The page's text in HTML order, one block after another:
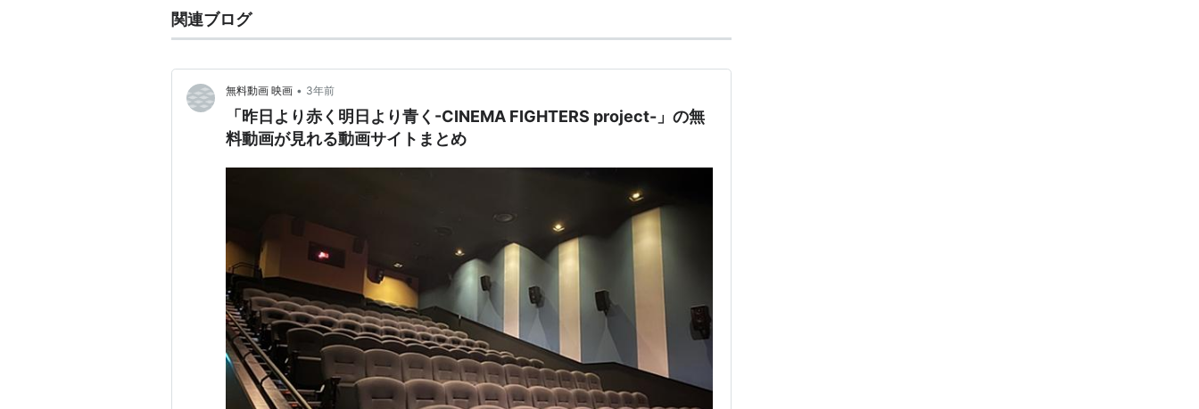
関連ブログ
無料動画 映画 • 3年前
「昨日より赤く明日より青く-CINEMA FIGHTERS project-」の無
料動画が見れる動画サイトまとめ